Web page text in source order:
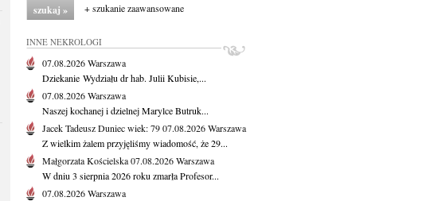
+ szukanie zaawansowane
INNE NEKROLOGI
07.08.2026Warszawa
Dziekanie Wydziału dr hab. Julii Kubisie,...
07.08.2026Warszawa
Naszej kochanej i dzielnej Marylce Butruk...
Jacek Tadeusz Duniecwiek: 7907.08.2026Warszawa
Z wielkim żalem przyjęliśmy wiadomość, że 29...
Małgorzata Kościelska07.08.2026Warszawa
W dniu 3 sierpnia 2026 roku zmarła Profesor...
07.08.2026Warszawa